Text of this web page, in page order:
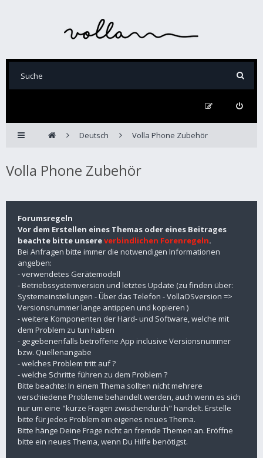
Deutsch Volla Phone Zubehör
Volla Phone Zubehör
Forumsregeln
Vor dem Erstellen eines Themas oder eines Beitrages
beachte bitte unsereverbindlichen Forenregeln.
Bei Anfragen bitte immer die notwendigen Informationen
angeben:
- verwendetes Gerätemodell
- Betriebssystemversion und letztes Update (zu finden über:
Systemeinstellungen - Über das Telefon - VollaOSversion =>
Versionsnummer lange antippen und kopieren )
- weitere Komponenten der Hard- und Software, welche mit
dem Problem zu tun haben
- gegebenenfalls betroffene App inclusive Versionsnummer
bzw. Quellenangabe
- welches Problem tritt auf ?
- welche Schritte führen zu dem Problem ?
Bitte beachte: In einem Thema sollten nicht mehrere
verschiedene Probleme behandelt werden, auch wenn es sich
nur um eine "kurze Fragen zwischendurch" handelt. Erstelle
bitte für jedes Problem ein eigenes neues Thema.
Bitte hänge Deine Frage nicht an fremde Themen an. Eröffne
bitte ein neues Thema, wenn Du Hilfe benötigst.